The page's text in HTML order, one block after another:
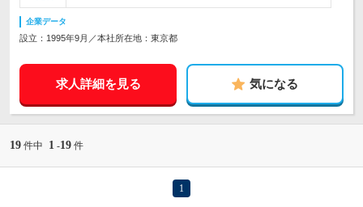
企業データ
設立：1995年9月／本社所在地：東京都
求人詳細を見る 気になる
19 件中 1 -19 件
1